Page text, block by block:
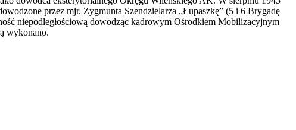
przez mjr. Zygmunta Szendzielarza „Łupaszkę” (5 i 6 Brygadę
niepodległościową dowodząc kadrowym Ośrodkiem Mobilizacyjnym
wykonano.